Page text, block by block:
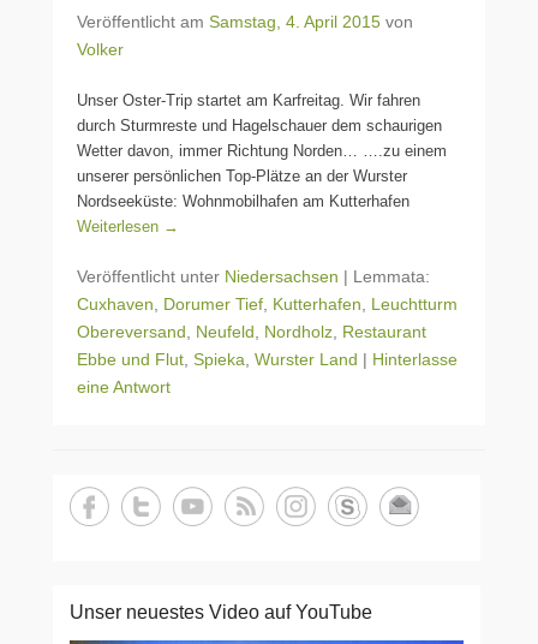
Veröffentlicht am Samstag, 4. April 2015 von
Volker
Unser Oster-Trip startet am Karfreitag. Wir fahren
durch Sturmreste und Hagelschauer dem schaurigen
Wetter davon, immer Richtung Norden… ….zu einem
unserer persönlichen Top-Plätze an der Wurster
Nordseeküste: Wohnmobilhafen am Kutterhafen
Weiterlesen →
Veröffentlicht unter Niedersachsen | Lemmata:
Cuxhaven
Dorumer Tief Kutterhafen
Leuchtturm
Obereversand
Neufeld Nordholz Restaurant
Ebbe und Flut Spieka Wurster Land | Hinterlasse
eine Antwort
Unser neuestes Video auf YouTube